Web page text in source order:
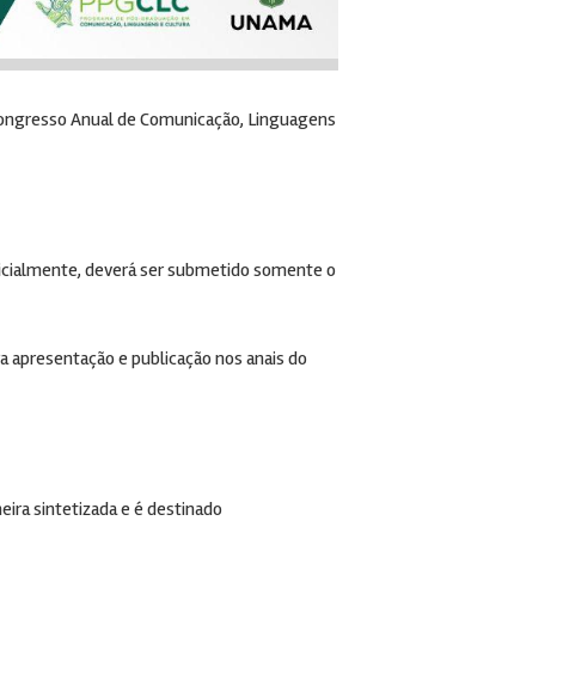
Anual de Comunicação, Linguagens
deverá ser submetido somente o
e publicação nos anais do
sintetizada e é destinado